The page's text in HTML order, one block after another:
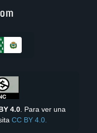
4.0. Para ver una
CC BY 4.0.